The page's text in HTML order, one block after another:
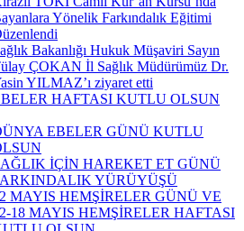
Yönelik Farkındalık Eğitimi
Bakanlığı Hukuk Müşaviri Sayın
ÇOKAN İl Sağlık Müdürümüz Dr.
YILMAZ’ı ziyaret etti
HAFTASI KUTLU OLSUN
EBELER GÜNÜ KUTLU
İÇİN HAREKET ET GÜNÜ
YÜRÜYÜŞÜ
MAYIS HEMŞİRELER GÜNÜ VE
18 MAYIS HEMŞİRELER HAFTASI